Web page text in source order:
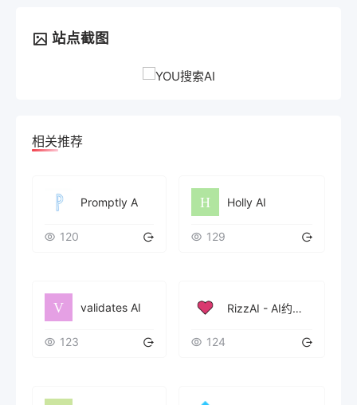
站点截图
相关推荐
Promptly A
120
Holly AI
129
validates AI
123
RizzAI - AI约会沟通助手
124